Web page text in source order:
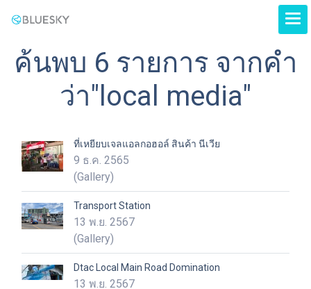
ค้นพบ 6 รายการ จากคำ
ว่า"local media"
ที่เหยียบเจลแอลกอฮอล์ สินค้า นีเวีย
9 ธ.ค. 2565
(Gallery)
Transport Station
13 พ.ย. 2567
(Gallery)
Dtac Local Main Road Domination
13 พ.ย. 2567